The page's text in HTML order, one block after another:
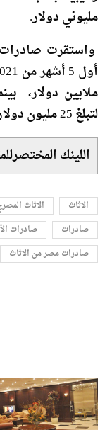
مليوني دولار.
واستقرت
لتبلغ 25 مليون دولار مقابل 16 مليون دولار
اللينك
الاثاث الاثاث
صادرات
صادرات
صادرات مصر من الاثاث